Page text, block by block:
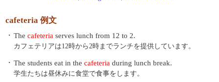
cafeteria 例文
・ The cafeteria serves lunch from 12 to 2.
カフェテリアは12時から2時までランチを提供しています。
・ The students eat in the cafeteria during lunch break.
学生たちは昼休みに食堂で食事をします。